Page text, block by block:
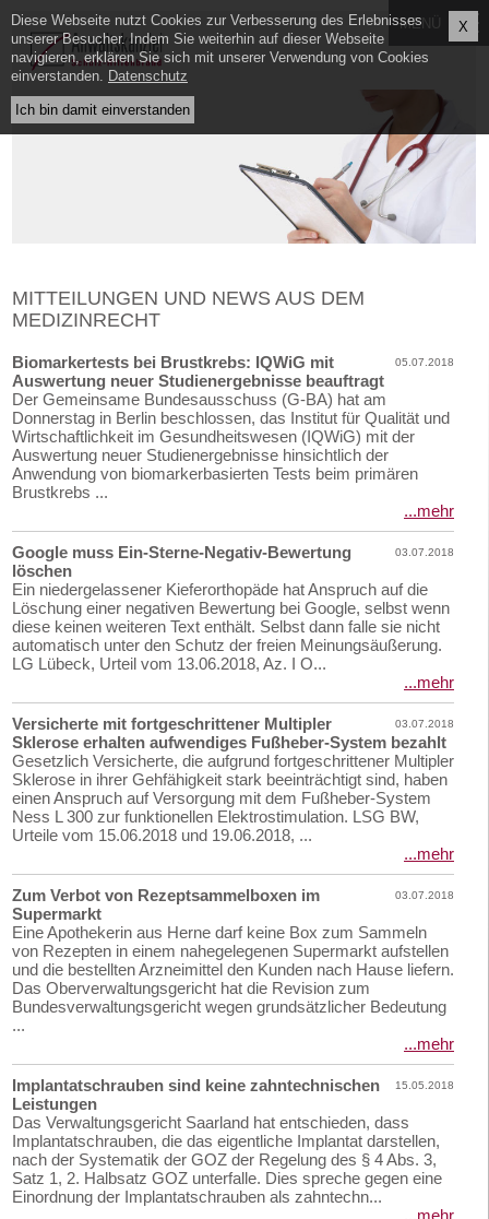
MITTEILUNGEN UND NEWS AUS DEM
MEDIZINRECHT
05.07.2018
Biomarkertests bei Brustkrebs: IQWiG mit
Auswertung neuer Studienergebnisse beauftragt
Der Gemeinsame Bundesausschuss (G-BA) hat am
Donnerstag in Berlin beschlossen, das Institut für Qualität und
Wirtschaftlichkeit im Gesundheitswesen (IQWiG) mit der
Auswertung neuer Studienergebnisse hinsichtlich der
Anwendung von biomarkerbasierten Tests beim primären
Brustkrebs ...
...mehr
03.07.2018
Google muss Ein-Sterne-Negativ-Bewertung
löschen
Ein niedergelassener Kieferorthopäde hat Anspruch auf die
Löschung einer negativen Bewertung bei Google, selbst wenn
diese keinen weiteren Text enthält. Selbst dann falle sie nicht
automatisch unter den Schutz der freien Meinungsäußerung.
LG Lübeck, Urteil vom 13.06.2018, Az. I O...
...mehr
03.07.2018
Versicherte mit fortgeschrittener Multipler
Sklerose erhalten aufwendiges Fußheber-System bezahlt
Gesetzlich Versicherte, die aufgrund fortgeschrittener Multipler
Sklerose in ihrer Gehfähigkeit stark beeinträchtigt sind, haben
einen Anspruch auf Versorgung mit dem Fußheber-System
Ness L 300 zur funktionellen Elektrostimulation. LSG BW,
Urteile vom 15.06.2018 und 19.06.2018, ...
...mehr
03.07.2018
Zum Verbot von Rezeptsammelboxen im
Supermarkt
Eine Apothekerin aus Herne darf keine Box zum Sammeln
von Rezepten in einem nahegelegenen Supermarkt aufstellen
und die bestellten Arzneimittel den Kunden nach Hause liefern.
Das Oberverwaltungsgericht hat die Revision zum
Bundesverwaltungsgericht wegen grundsätzlicher Bedeutung
...
...mehr
15.05.2018
Implantatschrauben sind keine zahntechnischen
Leistungen
Das Verwaltungsgericht Saarland hat entschieden, dass
Implantatschrauben, die das eigentliche Implantat darstellen,
nach der Systematik der GOZ der Regelung des § 4 Abs. 3,
Satz 1, 2. Halbsatz GOZ unterfalle. Dies spreche gegen eine
Einordnung der Implantatschrauben als zahntechn...
...mehr
X
Diese Webseite nutzt Cookies zur Verbesserung des Erlebnisses
unserer Besucher. Indem Sie weiterhin auf dieser Webseite
navigieren, erklären Sie sich mit unserer Verwendung von Cookies
einverstanden. Datenschutz